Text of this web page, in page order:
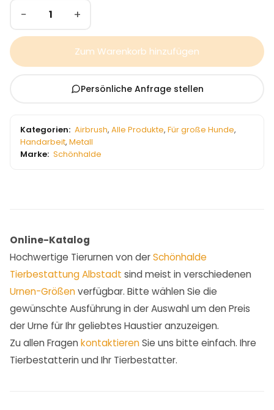
− +
Zum Warenkorb hinzufügen
Persönliche Anfrage stellen
Kategorien: Airbrush, Alle Produkte, Für große Hunde,
Handarbeit, Metall
Marke: Schönhalde
Online-Katalog
Hochwertige Tierurnen von derSchönhalde
Tierbestattung Albstadt sind meist in verschiedenen
Urnen-Größenverfügbar. Bitte wählen Sie die
gewünschte Ausführung in der Auswahl um den Preis
der Urne für Ihr geliebtes Haustier anzuzeigen.
Zu allen Fragen kontaktierenSie uns bitte einfach. Ihre
Tierbestatterin und Ihr Tierbestatter.